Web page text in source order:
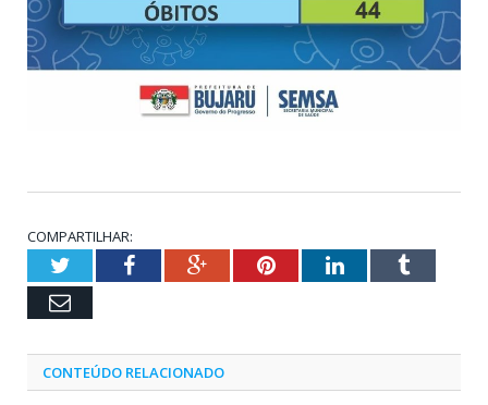
COMPARTILHAR:
TwitterFacebookGoogle+PinterestLinkedInTumblr
Email
CONTEÚDO RELACIONADO